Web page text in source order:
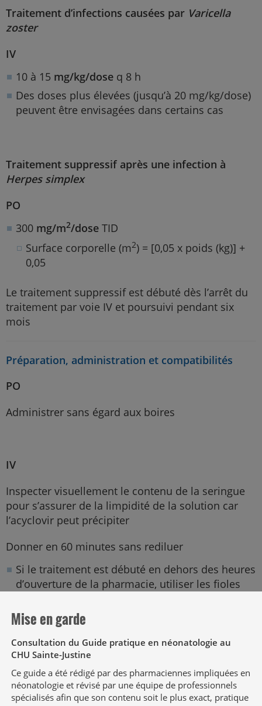
Traitement d’infections causées par Varicella
zoster
IV
10 à 15 mg/kg/dose q 8 h
Des doses plus élevées (jusqu’à 20 mg/kg/dose)
peuvent être envisagées dans certains cas
Traitement suppressif après une infection à
Herpes simplex
PO
300 mg/m2/dose TID
Surface corporelle (m2) = [0,05 x poids (kg)] +
0,05
Le traitement suppressif est débuté dès l’arrêt du
traitement par voie IV et poursuivi pendant six
mois
Préparation, administration et compatibilités
PO
Administrer sans égard aux boires
IV
Inspecter visuellement le contenu de la seringue
pour s’assurer de la limpidité de la solution car
l’acyclovir peut précipiter
Donner en 60 minutes sans rediluer
Si le traitement est débuté en dehors des heures
d’ouverture de la pharmacie, utiliser les fioles
les indications de la
Acyclovir en dehors des heures d'ouverture de la
pharmacie publiée sur l’Intranet pharmacie et
résumée ici (double vérification requise) :
Rediluer avant administration :
Dose < 30 mg : diluer la dose dans 10 mL de
Mise en garde
Consultation du Guide pratique en néonatologie au
CHU Sainte-Justine
Ce guide a été rédigé par des pharmaciennes impliquées en
néonatologie et révisé par une équipe de professionnels
spécialisés afin que son contenu soit le plus exact, pratique